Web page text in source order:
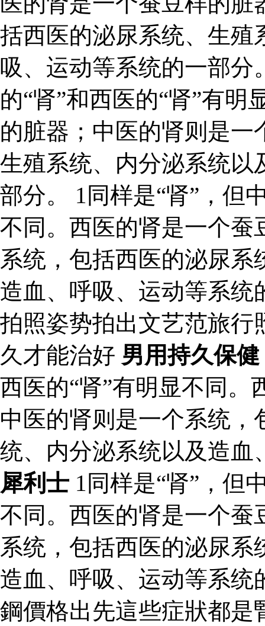
括西医的泌尿系统、生殖
吸、运动等系统的一部分
的“肾”和西医的“肾”有
的脏器；中医的肾则是
生殖系统、内分泌系统以
部分。 1同样是“肾”，但
不同。西医的肾是一个蚕
系统，包括西医的泌尿
造血、呼吸、运动等系
拍照姿势拍出文艺范旅行
久才能治好 男用持久保健
西医的“肾”有明显不同。
中医的肾则是一个系统
统、内分泌系统以及造血
犀利士 1同样是“肾”，但
不同。西医的肾是一个蚕
系统，包括西医的泌尿
造血、呼吸、运动等系
鋼價格出先這些症狀都是